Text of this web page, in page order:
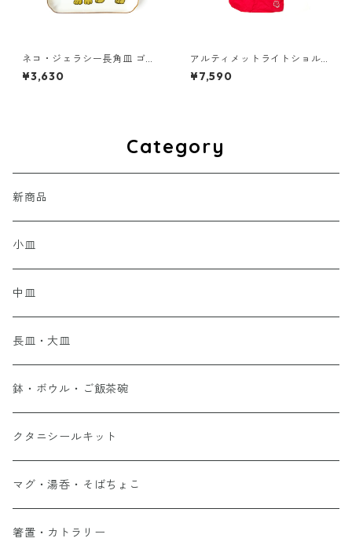
ネコ・ジェラシー長角皿 ゴー
ルド
¥3,630
アルティメットライトショル
ダーバッグ ミニ [梅]
¥7,590
Category
新商品
小皿
中皿
長皿・大皿
鉢・ボウル・ご飯茶碗
クタニシールキット
マグ・湯呑・そばちょこ
箸置・カトラリー